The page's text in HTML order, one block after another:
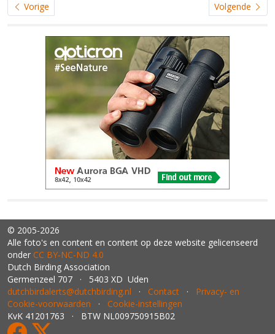
Vorige Volgende
© 2005-2026
Alle foto's en content en content op deze website gelicenseerd
onder CC BY‑NC‑ND 4.0
Dutch Birding Association
Germenzeel 707 · 5403 XD Uden
dutchbirdalerts@dutchbirding.nl · Contact · Privacy- en
Cookie-voorwaarden · Cookie-instellingen
KvK 41201763 · BTW NL009750915B02